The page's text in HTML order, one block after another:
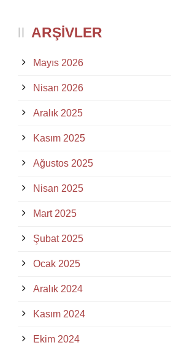
ARŞIVLER
Mayıs 2026
Nisan 2026
Aralık 2025
Kasım 2025
Ağustos 2025
Nisan 2025
Mart 2025
Şubat 2025
Ocak 2025
Aralık 2024
Kasım 2024
Ekim 2024